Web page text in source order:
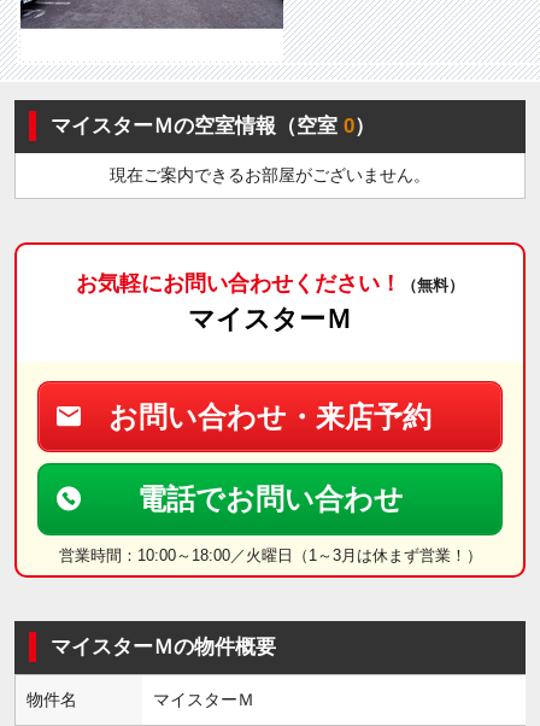
マイスターＭの空室情報（空室0）
現在ご案内できるお部屋がございません。
お気軽にお問い合わせください！ （無料）
マイスターＭ
お問い合わせ・来店予約
電話でお問い合わせ
営業時間：10:00～18:00／火曜日（1～3月は休まず営業！）
マイスターＭの物件概要
物件名 マイスターＭ